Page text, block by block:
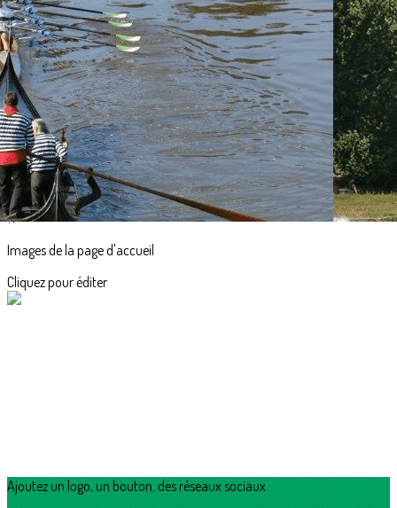
Exporter les lignes sélectionnées
Exporter toutes les colonnes
Exporter uniquement les colonnes affichées
Menu
<
>
Accueil
Actualités
L'aviron en images
?>
Images de la page d'accueil
Cliquez pour éditer
Ajoutez un logo, un bouton, des réseaux sociaux